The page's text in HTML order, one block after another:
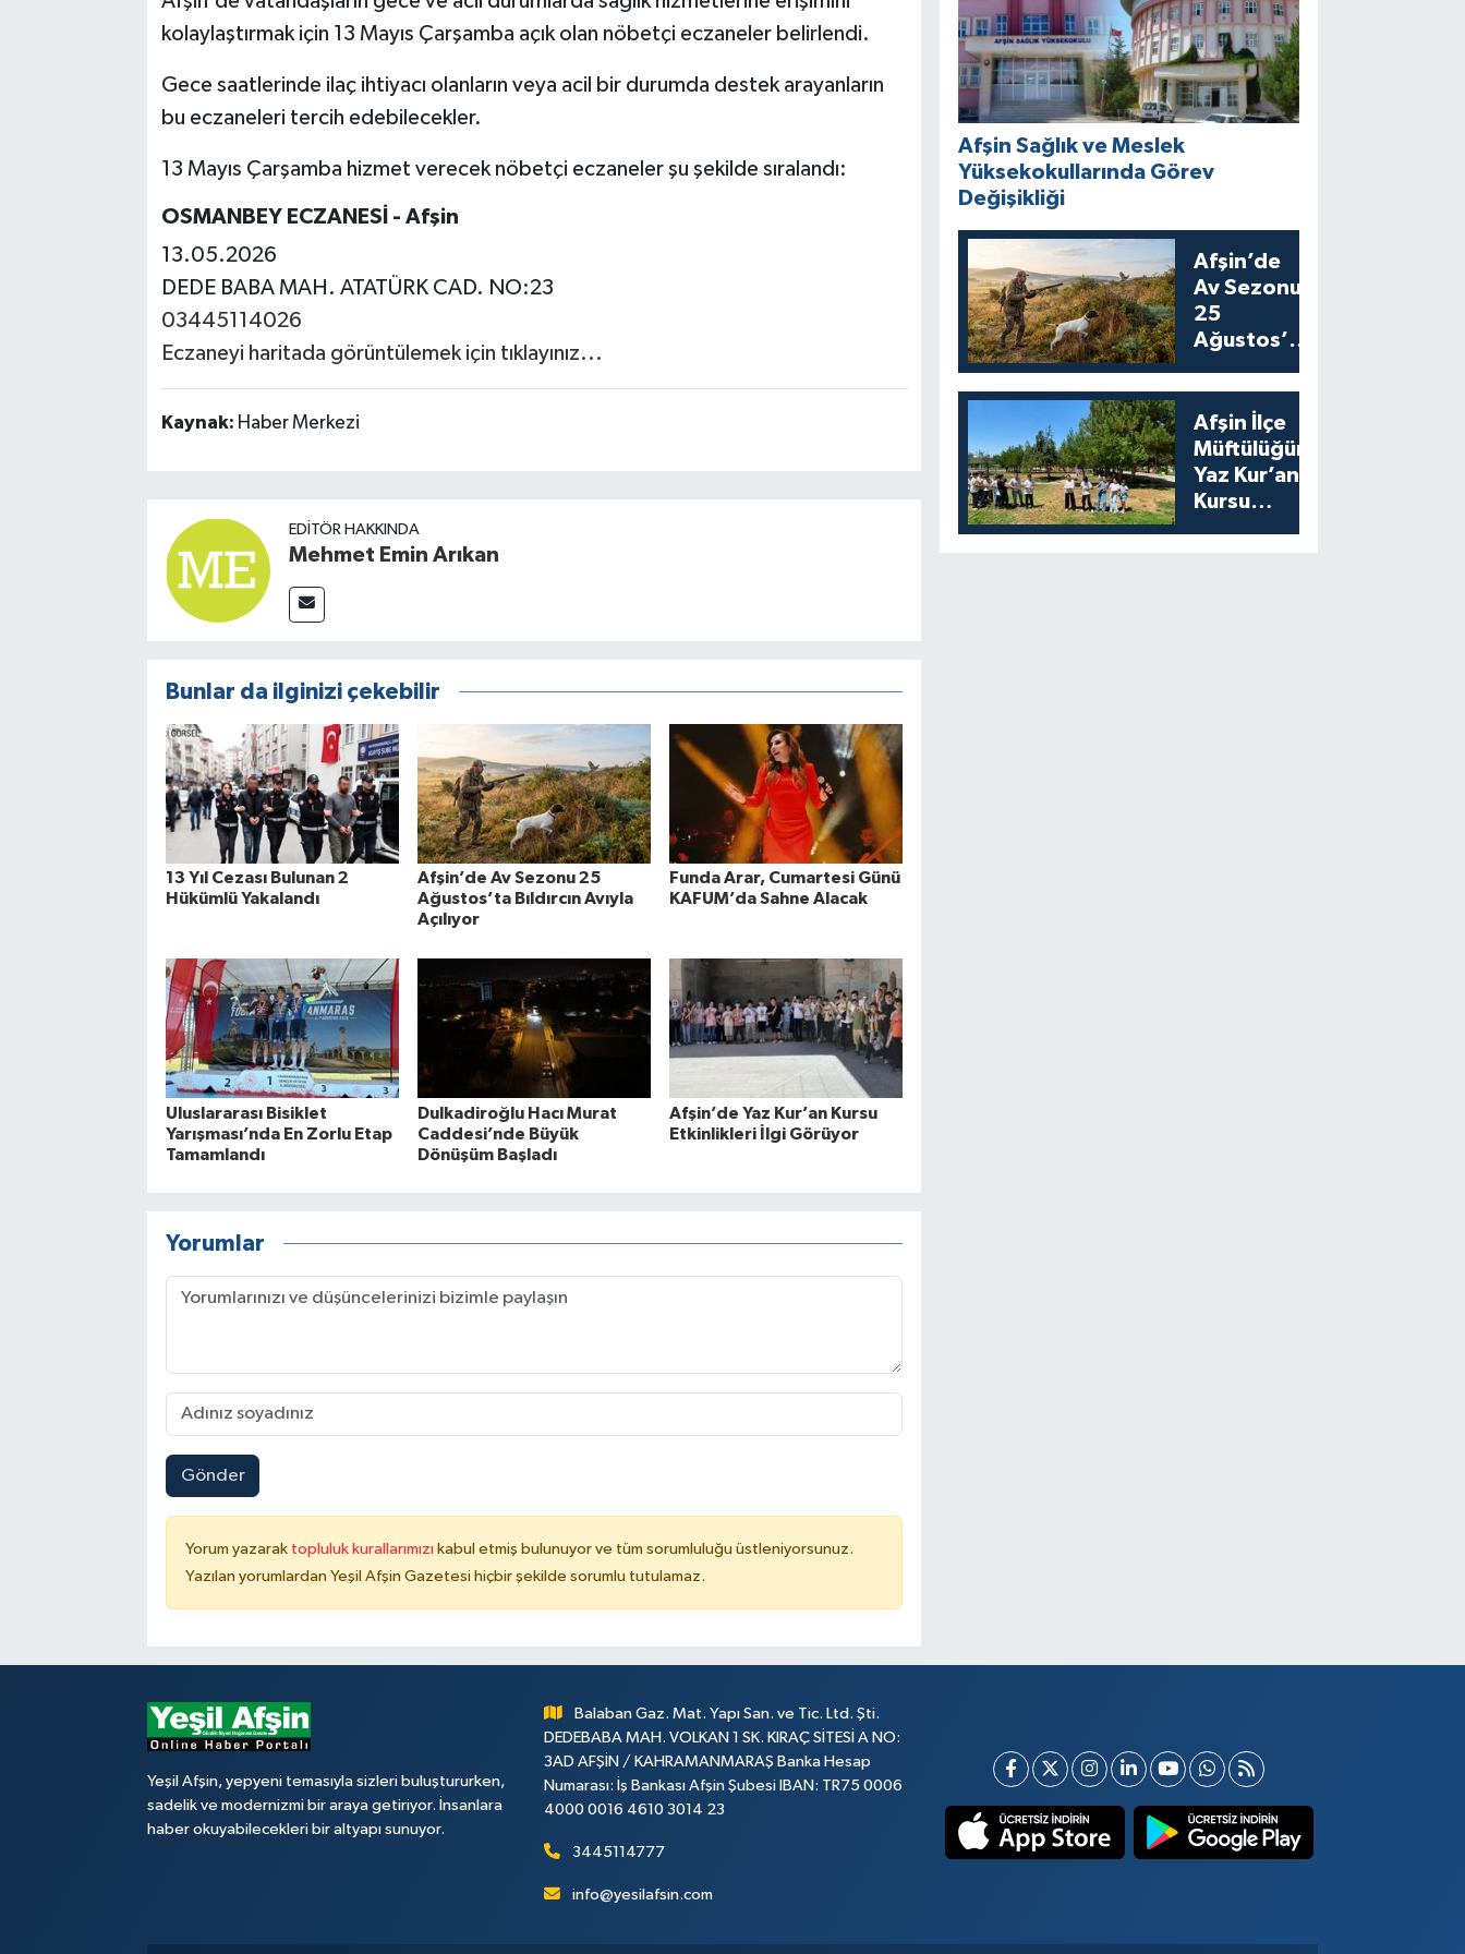
kolaylaştırmak için 13 Mayıs Çarşamba açık olan nöbetçi eczaneler belirlendi.
Gece saatlerinde ilaç ihtiyacı olanların veya acil bir durumda destek arayanların
bu eczaneleri tercih edebilecekler.
13 Mayıs Çarşamba hizmet verecek nöbetçi eczaneler şu şekilde sıralandı:
OSMANBEY ECZANESİ - Afşin
13.05.2026
DEDE BABA MAH. ATATÜRK CAD. NO:23
03445114026
Eczaneyi haritada görüntülemek için tıklayınız...
Kaynak: Haber Merkezi
EDITÖR HAKKINDA
Mehmet Emin Arıkan
Bunlar da ilginizi çekebilir
13 Yıl Cezası Bulunan 2
Hükümlü Yakalandı
Afşin’de Av Sezonu 25
Ağustos’ta Bıldırcın Avıyla
Açılıyor
Funda Arar, Cumartesi Günü
KAFUM’da Sahne Alacak
Uluslararası Bisiklet
Yarışması’nda En Zorlu Etap
Tamamlandı
Dulkadiroğlu Hacı Murat
Caddesi’nde Büyük
Dönüşüm Başladı
Afşin’de Yaz Kur’an Kursu
Etkinlikleri İlgi Görüyor
Yorumlar
Gönder
Yorum yazarak topluluk kurallarımızı kabul etmiş bulunuyor ve tüm sorumluluğu üstleniyorsunuz.
Yazılan yorumlardan Yeşil Afşin Gazetesi hiçbir şekilde sorumlu tutulamaz.
Afşin Sağlık ve Meslek
Yüksekokullarında Görev
Değişikliği
Afşin’de
Av Sezonu
25
Ağustos’ta
Avıyla
Açılıyor
Afşin İlçe
Müftülüğünden
Yaz Kur’an
Kursu
Yeşil Afşin, yepyeni temasıyla sizleri buluştururken,
sadelik ve modernizmi bir araya getiriyor. İnsanlara
haber okuyabilecekleri bir altyapı sunuyor.
Balaban Gaz. Mat. Yapı San. ve Tic. Ltd. Şti.
DEDEBABA MAH. VOLKAN 1 SK. KIRAÇ SİTESİ A NO:
3AD AFŞİN / KAHRAMANMARAŞ Banka Hesap
Numarası: İş Bankası Afşin Şubesi IBAN: TR75 0006
4000 0016 4610 3014 23
3445114777
info@yesilafsin.com